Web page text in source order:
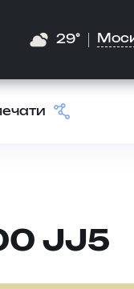
29°
JJ5